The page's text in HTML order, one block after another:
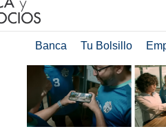
Banca Tu Bolsillo